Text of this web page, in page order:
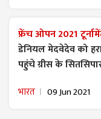
फ्रेंच ओपन 2021
डेनियल मेदवेदेव को
पहुंचे ग्रीस के
भारत 09 Jun 2021